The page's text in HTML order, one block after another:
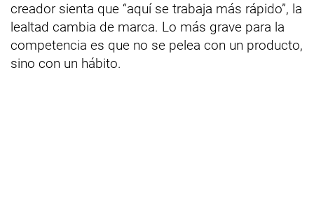
creador sienta que “aquí se trabaja más rápido”, la
lealtad cambia de marca. Lo más grave para la
competencia es que no se pelea con un producto,
sino con un hábito.